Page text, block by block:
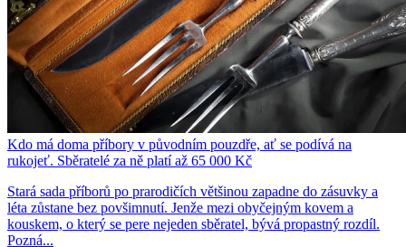
Kdo má doma příbory v původním pouzdře, ať se podívá na
rukojeť. Sběratelé za ně platí až 65 000 Kč
Stará sada příborů po prarodičích většinou zapadne do zásuvky a
léta zůstane bez povšimnutí. Jenže mezi obyčejným kovem a
kouskem, o který se pere nejeden sběratel, bývá propastný rozdíl.
Pozná...